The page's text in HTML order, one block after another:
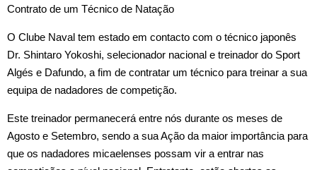
Contrato de um Técnico de Natação
O Clube Naval tem estado em contacto com o técnico japonês
Dr. Shintaro Yokoshi, selecionador nacional e treinador do Sport
Algés e Dafundo, a fim de contratar um técnico para treinar a sua
equipa de nadadores de competição.
Este treinador permanecerá entre nós durante os meses de
Agosto e Setembro, sendo a sua Ação da maior importância para
que os nadadores micaelenses possam vir a entrar nas